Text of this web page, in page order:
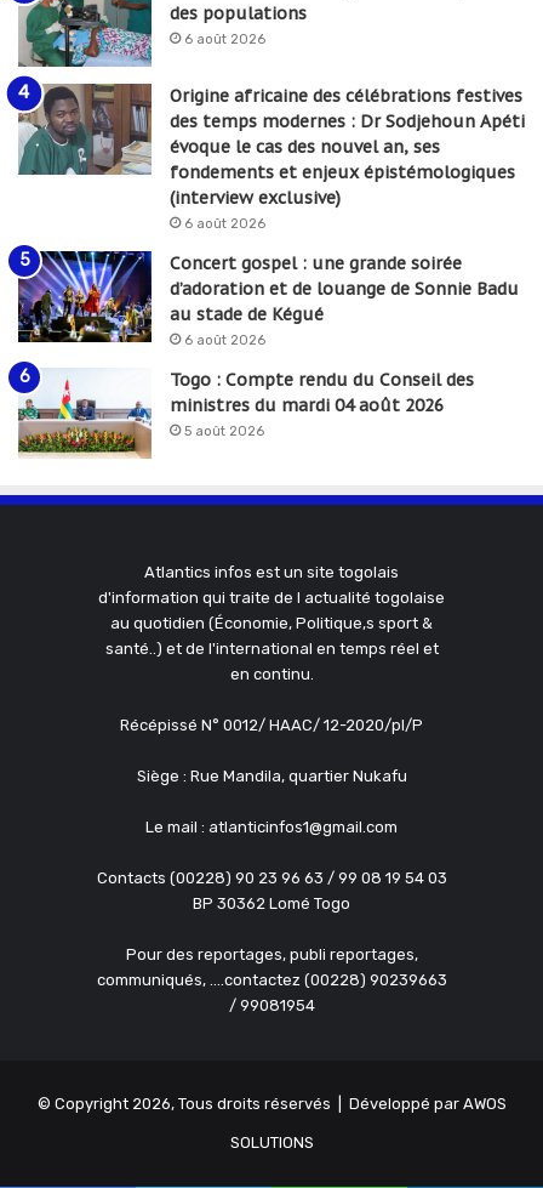
des populations
6 août 2026
Origine africaine des célébrations festives
des temps modernes : Dr Sodjehoun Apéti
évoque le cas des nouvel an, ses
fondements et enjeux épistémologiques
(interview exclusive)
6 août 2026
Concert gospel : une grande soirée
d’adoration et de louange de Sonnie Badu
au stade de Kégué
6 août 2026
Togo : Compte rendu du Conseil des
ministres du mardi 04 août 2026
5 août 2026
Atlantics infos est un site togolais
d'information qui traite de l actualité togolaise
au quotidien (Économie, Politique,s sport &
santé..) et de l'international en temps réel et
en continu.
Récépissé N° 0012/ HAAC/ 12-2020/pl/P
Siège : Rue Mandila, quartier Nukafu
Le mail : atlanticinfos1@gmail.com
Contacts (00228) 90 23 96 63 / 99 08 19 54 03
BP 30362 Lomé Togo
Pour des reportages, publi reportages,
communiqués, ....contactez (00228) 90239663
/ 99081954
© Copyright 2026, Tous droits réservés | Développé par AWOS
SOLUTIONS